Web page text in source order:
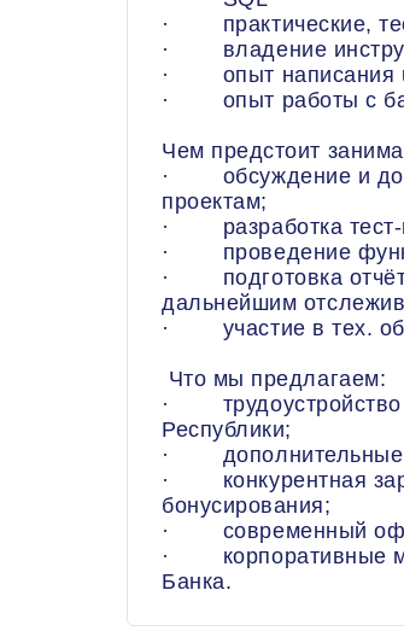
· практические,
· владение
· опыт написания
· опыт работы с
Чем предстоит
· обсуждение и
проектам;
· разработка тест-
· проведение
· подготовка
дальнейшим
· участие в тех.
Что мы предлагаем:
· трудоустройство
Республики;
· дополнительные
· конкурентная
бонусирования;
· современный
· корпоративные
Банка.